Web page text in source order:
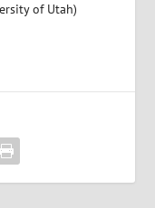
of Utah)